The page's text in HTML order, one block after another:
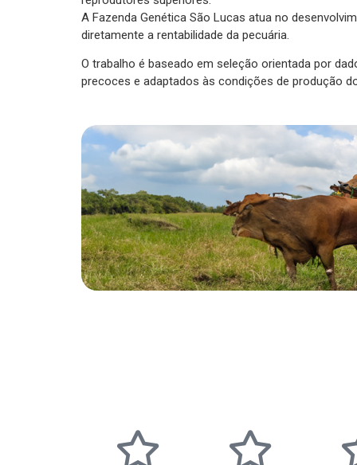
A Fazenda Genética São Lucas atua no
diretamente a rentabilidade da pecuária.
O trabalho é baseado em seleção orientada por
precoces e adaptados às condições de produção